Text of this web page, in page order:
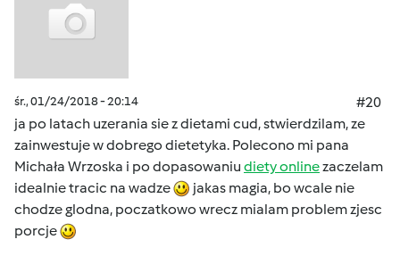
śr., 01/24/2018 - 20:14
#20
ja po latach uzerania sie z dietami cud, stwierdzilam, ze
zainwestuje w dobrego dietetyka. Polecono mi pana
Michała Wrzoska i po dopasowaniu diety onlinezaczelam
idealnie tracic na wadze
jakas magia, bo wcale nie
chodze glodna, poczatkowo wrecz mialam problem zjesc
porcje